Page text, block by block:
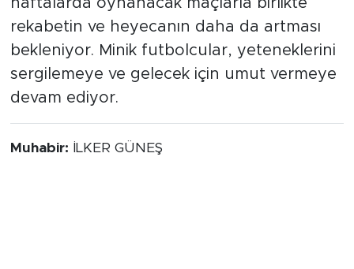
rekabetin ve heyecanın daha da artması
bekleniyor. Minik futbolcular, yeteneklerini
sergilemeye ve gelecek için umut vermeye
devam ediyor.
Muhabir: İLKER GÜNEŞ